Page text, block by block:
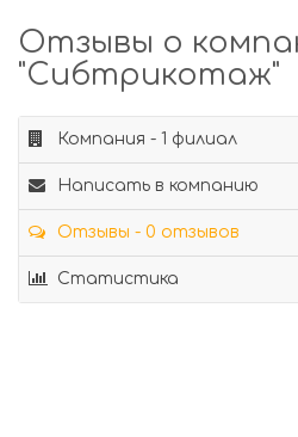
Отзывы о
"Сибтрикотаж"
Компания - 1 филиал
Написать в компанию
Отзывы - 0 отзывов
Статистика